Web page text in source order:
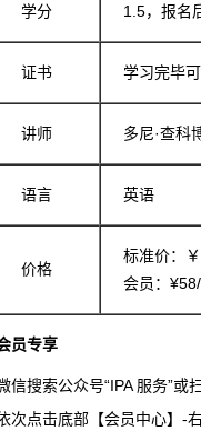
学分 1.5，报名
证书 学习完毕
讲师 多尼·查科
语言 英语
价格
标准价：
会员：¥58/
员专享
信搜索公众号“IPA 服务”或
次点击底部【会员中心】-